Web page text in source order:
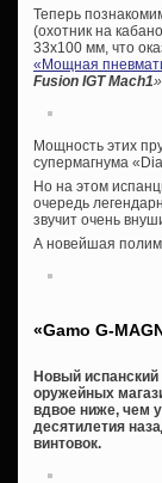
Теперь
(охотник на
33х100 мм, что
«Мощная
Fusion IGT Mach1
Мощность этих
супермагнума
Но на этом
очередь
звучит очень
А новейшая
«Gamo G-
Новый испанский
оружейных
вдвое ниже, чем
десятилетия
винтовок.